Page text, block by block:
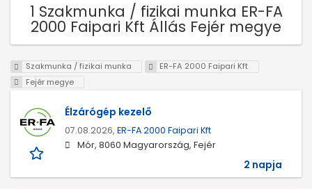
1 Szakmunka / fizikai munka ER-FA
2000 Faipari Kft Állás Fejér megye
Szakmunka / fizikai munka
ER-FA 2000 Faipari Kft
Fejér megye
Élzárógép kezelő
07.08.2026, ER-FA 2000 Faipari Kft
Mór, 8060 Magyarország, Fejér
2 napja